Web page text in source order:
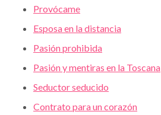
Provócame
Esposa en la distancia
Pasión prohibida
Pasión y mentiras en la Toscana
Seductor seducido
Contrato para un corazón